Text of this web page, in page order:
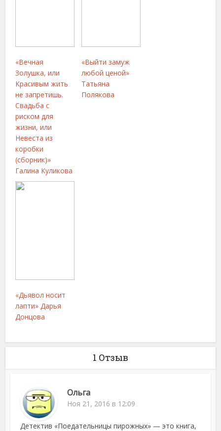
«Вечная
Золушка, или
Красивым жить
не запретишь.
Свадьба с
риском для
жизни, или
Невеста из
коробки
(сборник)»
Галина Куликова
«Выйти замуж
любой ценой»
Татьяна
Полякова
«Дьявол носит
лапти» Дарья
Донцова
1 Отзыв
Ольга
Ноя 21, 2016 в 12:09
Детектив «Поедательницы пирожных» — это книга,